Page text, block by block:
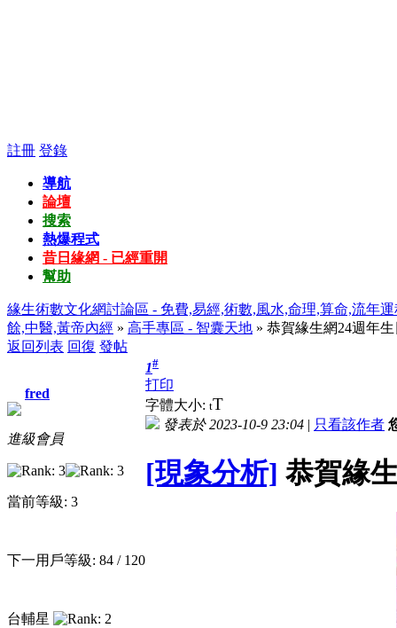
註冊 登錄
導航
論壇
搜索
熱爆程式
昔日緣網 - 已經重開
幫助
緣生術數文化網討論區 - 免費,易經,術數,風水,命理,算命,流年
餘,中醫,黃帝內經 » 高手專區 - 智囊天地 » 恭賀緣生網24週年
返回列表 回復 發帖
fred
進級會員
當前等級: 3
下一用戶等級: 84 / 120
台輔星
1#
打印
字體大小: tT
發表於 2023-10-9 23:04 | 只看該作者
[現象分析] 恭賀緣